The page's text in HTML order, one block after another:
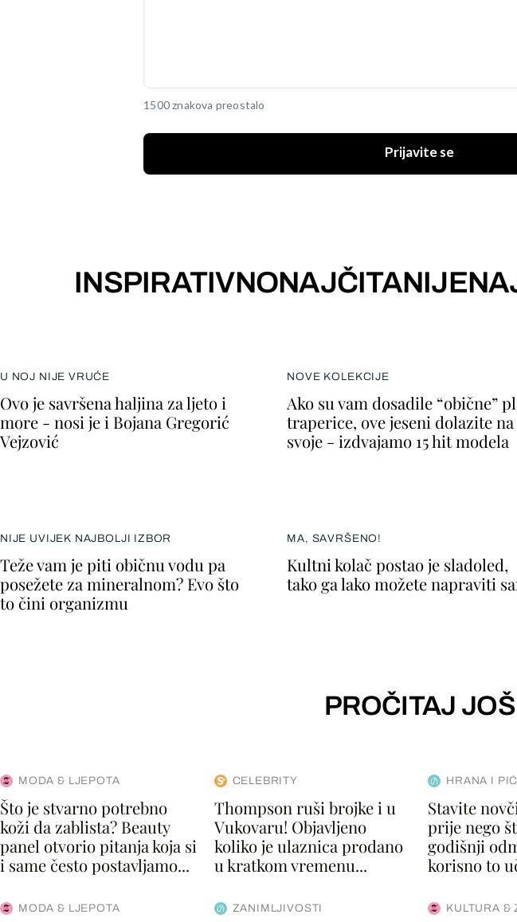
1500 znakova preostalo
Prijavite se
INSPIRATIVNONAJČITANIJE
U NOJ NIJE VRUĆE
Ovo je savršena haljina za ljeto i
more - nosi je i Bojana Gregorić
Vejzović
NOVE KOLEKCIJE
Ako su vam dosadile “obične”
traperice, ove jeseni dolazite na
svoje - izdvajamo 15 hit modela
NIJE UVIJEK NAJBOLJI IZBOR
Teže vam je piti običnu vodu pa
posežete za mineralnom? Evo što
to čini organizmu
MA, SAVRŠENO!
Kultni kolač postao je sladoled,
tako ga lako možete napraviti
PROČITAJ JOŠ
MODA & LJEPOTA
Što je stvarno potrebno
koži da zablista? Beauty
panel otvorio pitanja koja si
i same često postavljamo...
CELEBRITY
Thompson ruši brojke i u
Vukovaru! Objavljeno
koliko je ulaznica prodano
u kratkom vremenu...
HRANA I
Stavite
prije nego
godišnji
korisno to
MODA & LJEPOTA ZANIMLJIVOSTI KULTURA &